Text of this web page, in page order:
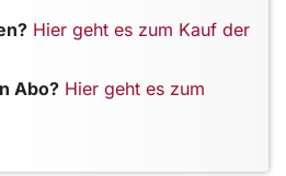
Hier geht es zum Kauf der
Abo? Hier geht es zum